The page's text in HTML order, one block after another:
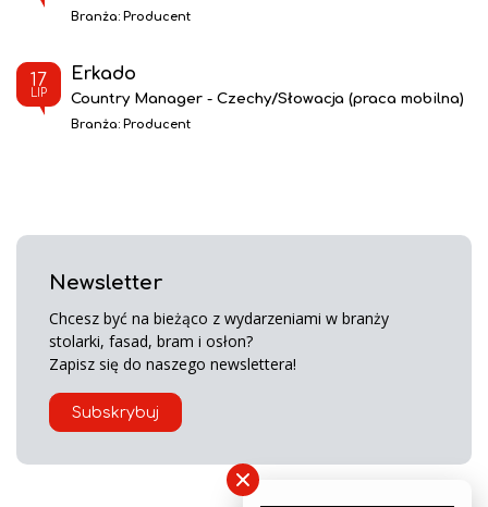
Branża: Producent
17
LIP
Erkado
Country Manager - Czechy/Słowacja (praca mobilna)
Branża: Producent
Newsletter
Chcesz być na bieżąco z wydarzeniami w branży
stolarki, fasad, bram i osłon?
Zapisz się do naszego newslettera!
Subskrybuj
×